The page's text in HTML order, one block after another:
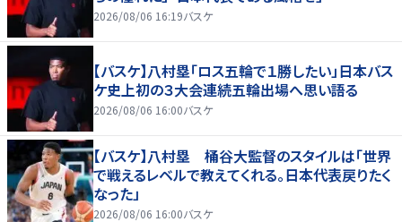
2026/08/06 16:19バスケ
【バスケ】八村塁「ロス五輪で１勝したい」日本バス
ケ史上初の３大会連続五輪出場へ思い語る
2026/08/06 16:00バスケ
【バスケ】八村塁 桶谷大監督のスタイルは「世界
で戦えるレベルで教えてくれる。日本代表戻りたく
なった」
2026/08/06 16:00バスケ